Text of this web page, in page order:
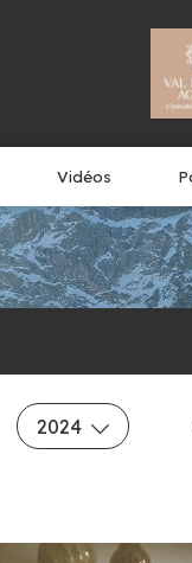
Vidéos
2024